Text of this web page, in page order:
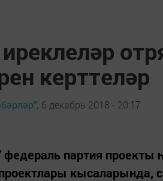
керттеләр
6 декабрь 2018 - 20:17
партия проекты
кысаларында,